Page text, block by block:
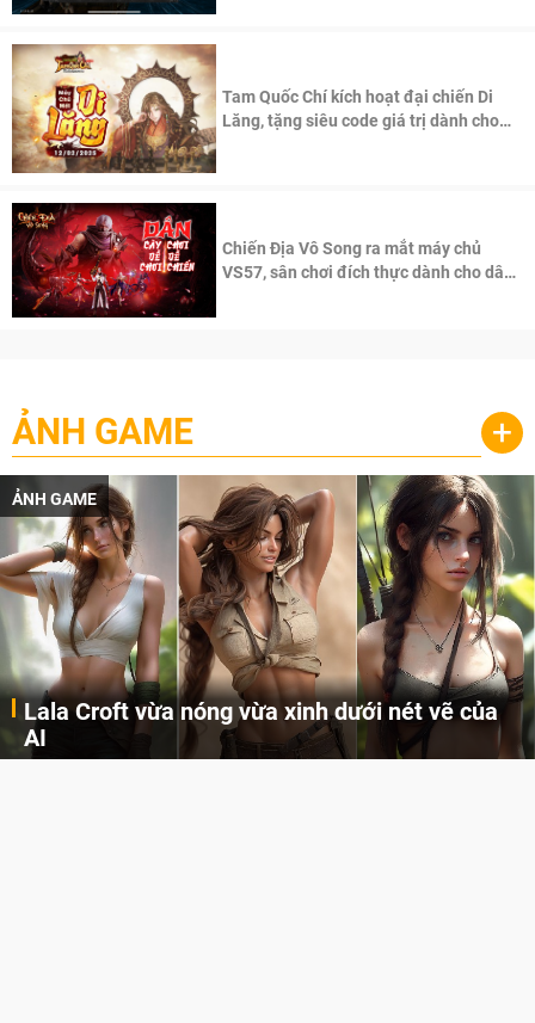
Tam Quốc Chí kích hoạt đại chiến Di
Lăng, tặng siêu code giá trị dành cho
Chiến Địa Vô Song ra mắt máy chủ
VS57, sân chơi đích thực dành cho dân
ẢNH GAME +
ẢNH GAME
Lala Croft vừa nóng vừa xinh dưới nét vẽ của
AI